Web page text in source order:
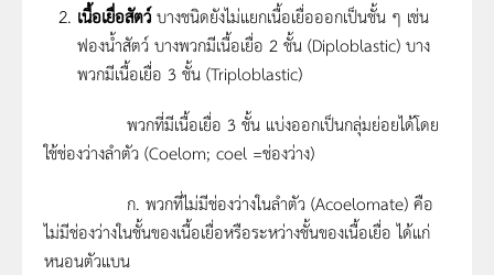
เนื้อเยื่อสัตว์บางชนิดยังไม่แยกเนื้อเยื่อออกเป็นชั้น ๆ เช่น
ฟองน้ำสัตว์ บางพวกมีเนื้อเยื่อ 2 ชั้น (Diploblastic) บาง
พวกมีเนื้อเยื่อ 3 ชั้น (Triploblastic)
พวกที่มีเนื้อเยื่อ 3 ชั้น แบ่งออกเป็นกลุ่มย่อยได้โดย
ใช้ช่องว่างลำตัว (Coelom; coel =ช่องว่าง)
ก. พวกที่ไม่มีช่องว่างในลำตัว (Acoelomate) คือ
ไม่มีช่องว่างในชั้นของเนื้อเยื่อหรือระหว่างชั้นของเนื้อเยื่อ ได้แก่
หนอนตัวแบน